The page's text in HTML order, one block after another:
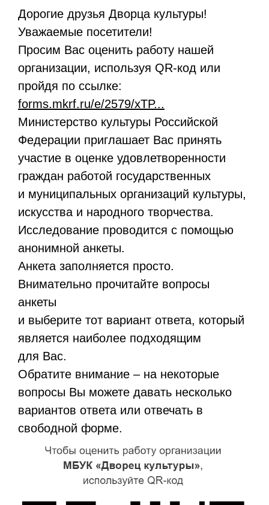
Дорогие друзья Дворца культуры!
Уважаемые посетители!
Просим Вас оценить работу нашей
организации, используя QR-код или
пройдя по ссылке:
forms.mkrf.ru/e/2579/xTP...
Министерство культуры Российской
Федерации приглашает Вас принять
участие в оценке удовлетворенности
граждан работой государственных
и муниципальных организаций культуры,
искусства и народного творчества.
Исследование проводится с помощью
анонимной анкеты.
Анкета заполняется просто.
Внимательно прочитайте вопросы
анкеты
и выберите тот вариант ответа, который
является наиболее подходящим
для Вас.
Обратите внимание – на некоторые
вопросы Вы можете давать несколько
вариантов ответа или отвечать в
свободной форме.